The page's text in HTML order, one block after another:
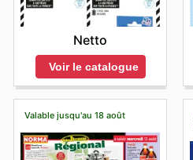
Netto
Voir le catalogue
Valable jusqu'au 18 août